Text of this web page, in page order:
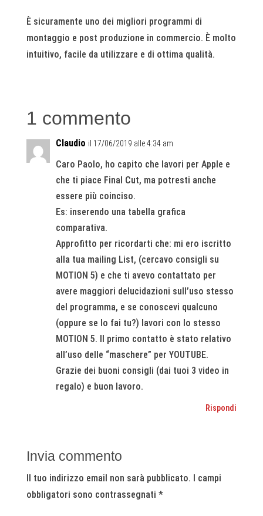
È sicuramente uno dei migliori programmi di
montaggio e post produzione in commercio. È molto
intuitivo, facile da utilizzare e di ottima qualità.
1 commento
Claudio il 17/06/2019 alle 4:34 am
Caro Paolo, ho capito che lavori per Apple e
che ti piace Final Cut, ma potresti anche
essere più coinciso.
Es: inserendo una tabella grafica
comparativa.
Approfitto per ricordarti che: mi ero iscritto
alla tua mailing List, (cercavo consigli su
MOTION 5) e che ti avevo contattato per
avere maggiori delucidazioni sull’uso stesso
del programma, e se conoscevi qualcuno
(oppure se lo fai tu?) lavori con lo stesso
MOTION 5. Il primo contatto è stato relativo
all’uso delle “maschere” per YOUTUBE.
Grazie dei buoni consigli (dai tuoi 3 video in
regalo) e buon lavoro.
Rispondi
Invia commento
Il tuo indirizzo email non sarà pubblicato. I campi
obbligatori sono contrassegnati *